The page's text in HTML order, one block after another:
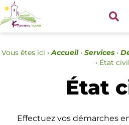
Vous êtes ici › Accueil• Services•
• État civil
État
Effectuez vos démarches
Panneau de gestion des cookies